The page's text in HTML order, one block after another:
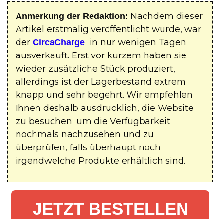
Anmerkung der Redaktion: Nachdem dieser
Artikel erstmalig veröffentlicht wurde, war
der CircaCharge in nur wenigen Tagen
ausverkauft. Erst vor kurzem haben sie
wieder zusätzliche Stück produziert,
allerdings ist der Lagerbestand extrem
knapp und sehr begehrt. Wir empfehlen
Ihnen deshalb ausdrücklich, die Website
zu besuchen, um die Verfügbarkeit
nochmals nachzusehen und zu
überprüfen, falls überhaupt noch
irgendwelche Produkte erhältlich sind.
JETZT BESTELLEN